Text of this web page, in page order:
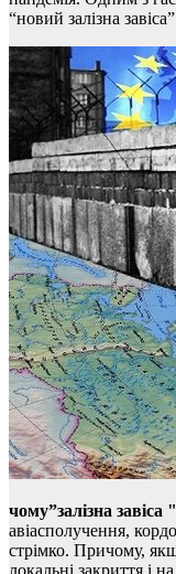
“новий залізна
чому”залізна завіса
авіасполучення,
стрімко. Причому,